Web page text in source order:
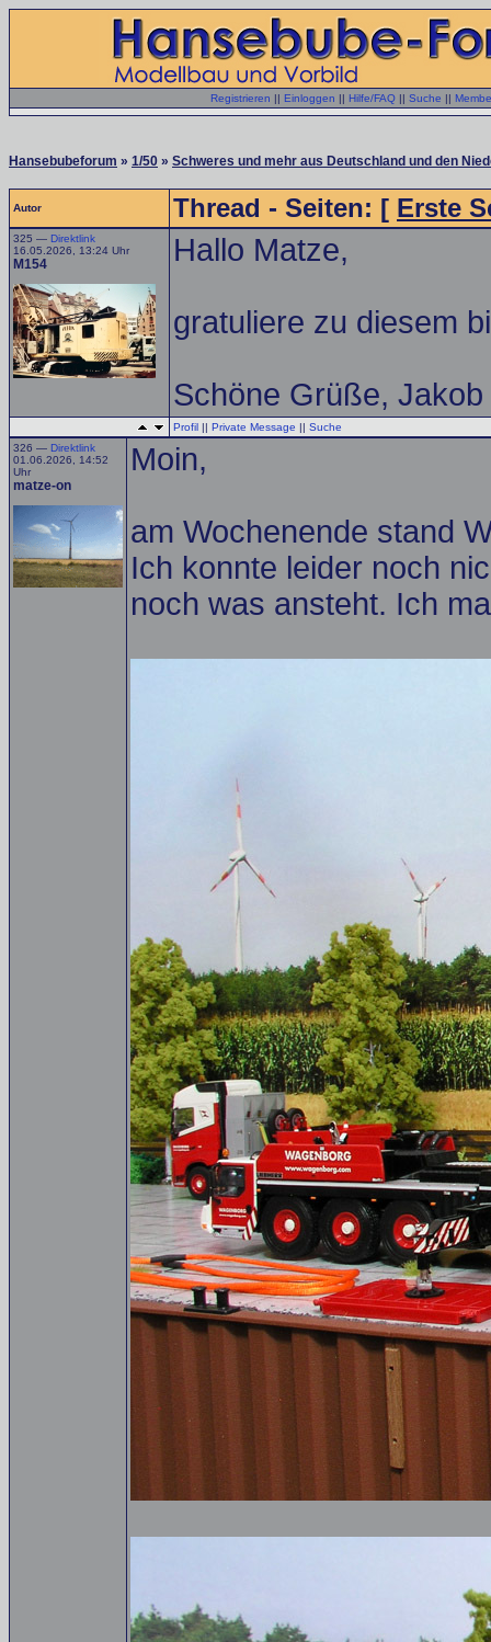
Registrieren || Einloggen || Hilfe/FAQ || Suche ||
Hansebubeforum » 1/50 » Schweres und mehr aus Deutschland und den
Autor Thread - Seiten: [ Erste
325 — Direktlink
16.05.2026, 13:24 Uhr
M154 Hallo Matze,
gratuliere zu diesem
Schöne Grüße, Jakob
Profil || Private Message || Suche
326 — Direktlink
01.06.2026, 14:52
Uhr
matze-on
Moin,
am Wochenende stand
Ich konnte leider noch
noch was ansteht. Ich